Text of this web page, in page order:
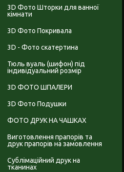
3D Фото Шторки для ванної
кімнати
3D Фото Покривала
3D - Фото скатертина
Тюль вуаль (шифон) під
індивідуальний розмір
3D ФОТО ШПАЛЕРИ
3D Фото Подушки
ФОТО ДРУК НА ЧАШКАХ
Виготовлення прапорів та
друк прапорів на замовлення
Сублімаційний друк на
тканинах